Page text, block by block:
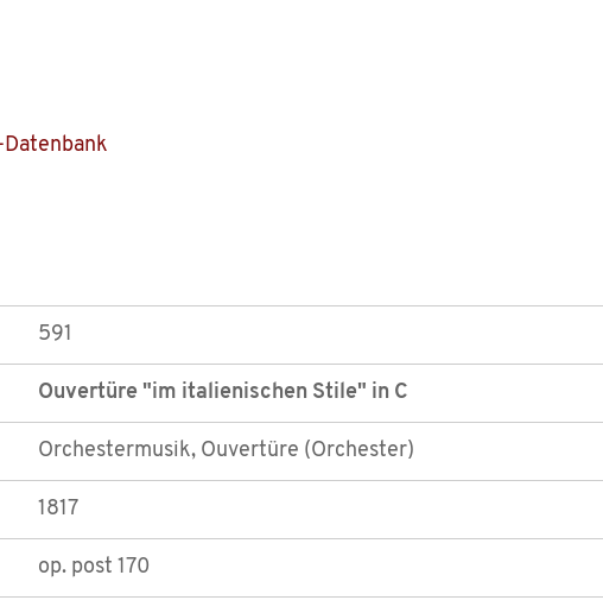
591
Ouvertüre "im italienischen Stile" in C
Orchestermusik, Ouvertüre (Orchester)
1817
op. post 170